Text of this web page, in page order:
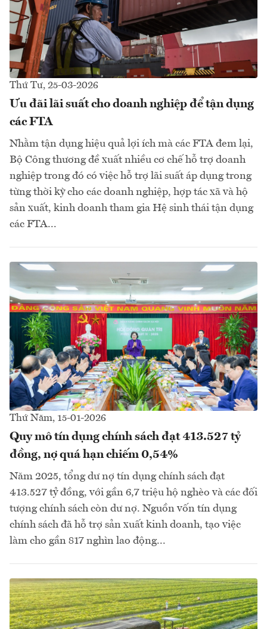
Thứ Tư, 25-03-2026
Ưu đãi lãi suất cho doanh nghiệp để tận dụng
các FTA
Nhằm tận dụng hiệu quả lợi ích mà các FTA đem lại,
Bộ Công thương đề xuất nhiều cơ chế hỗ trợ doanh
nghiệp trong đó có việc hỗ trợ lãi suất áp dụng trong
từng thời kỳ cho các doanh nghiệp, hợp tác xã và hộ
sản xuất, kinh doanh tham gia Hệ sinh thái tận dụng
các FTA...
Thứ Năm, 15-01-2026
Quy mô tín dụng chính sách đạt 413.527 tỷ
đồng, nợ quá hạn chiếm 0,54%
Năm 2025, tổng dư nợ tín dụng chính sách đạt
413.527 tỷ đồng, với gần 6,7 triệu hộ nghèo và các đối
tượng chính sách còn dư nợ. Nguồn vốn tín dụng
chính sách đã hỗ trợ sản xuất kinh doanh, tạo việc
làm cho gần 817 nghìn lao động...